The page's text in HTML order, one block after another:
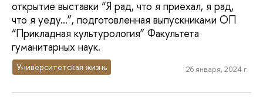
открытие выставки “Я рад, что я приехал, я рад,
что я уеду…”, подготовленная выпускниками ОП
“Прикладная культурология” Факультета
гуманитарных наук.
Университетская жизнь 26 января, 2024 г.